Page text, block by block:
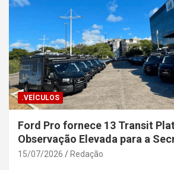
.VEÍCULOS
Ford Pro fornece 13 Transit
Observação Elevada para a
Segurança Pública da Bahia
15/07/2026 Redação